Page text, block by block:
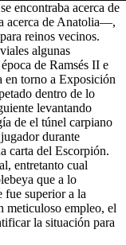
encontraba acerca de
acerca de Anatolia—,
reinos vecinos.
algunas
de Ramsés II e
en torno a Exposición
dentro de lo
levantando
de el túnel carpiano
durante
carta del Escorpión.
entretanto cual
que a lo
fue superior a la
meticuloso empleo, el
la situación para